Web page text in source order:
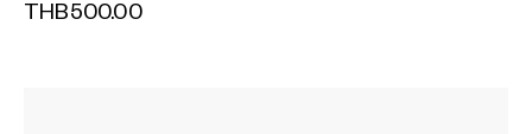
THB500.00